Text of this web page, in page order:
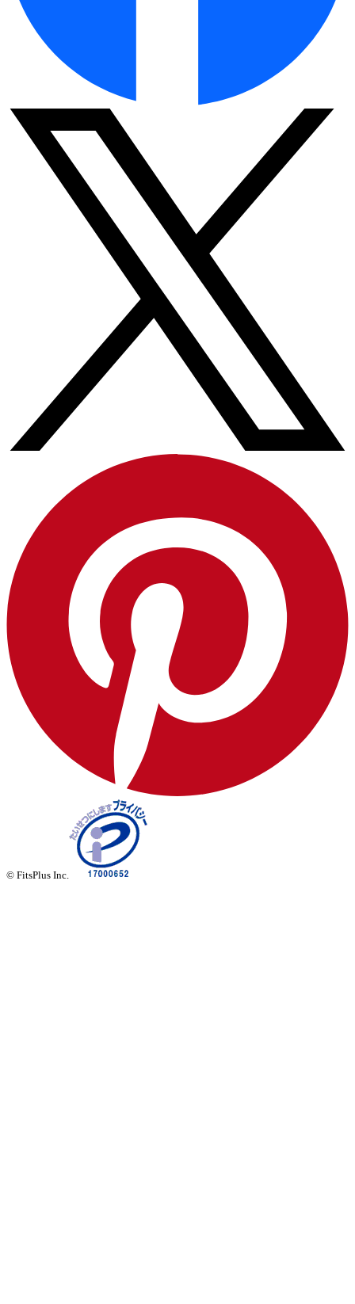
© FitsPlus Inc.